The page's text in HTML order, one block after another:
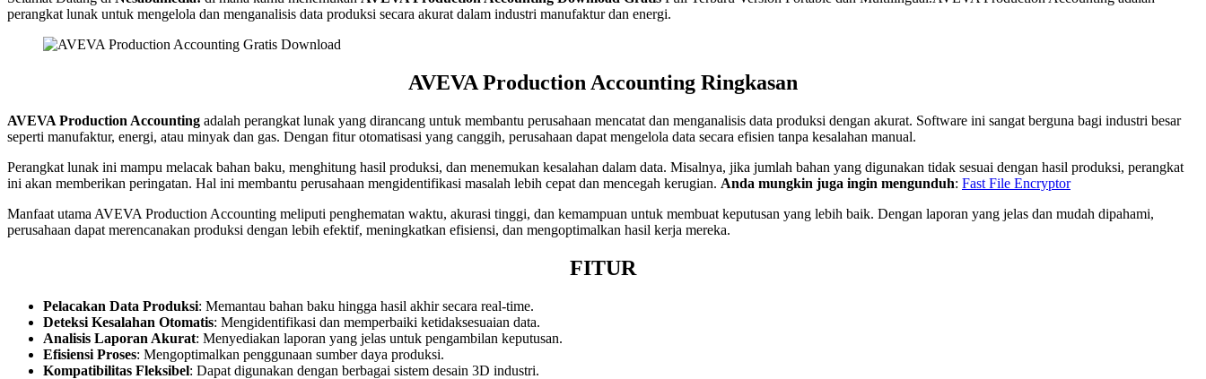
perangkat lunak untuk mengelola dan menganalisis data produksi secara akurat dalam industri manufaktur dan energi.
AVEVA Production Accounting Ringkasan
AVEVA Production Accounting adalah perangkat lunak yang dirancang untuk membantu perusahaan mencatat dan menganalisis data produksi dengan akurat. Software ini sangat berguna bagi industri besar
seperti manufaktur, energi, atau minyak dan gas. Dengan fitur otomatisasi yang canggih, perusahaan dapat mengelola data secara efisien tanpa kesalahan manual.
Perangkat lunak ini mampu melacak bahan baku, menghitung hasil produksi, dan menemukan kesalahan dalam data. Misalnya, jika jumlah bahan yang digunakan tidak sesuai dengan hasil produksi, perangkat
ini akan memberikan peringatan. Hal ini membantu perusahaan mengidentifikasi masalah lebih cepat dan mencegah kerugian. Anda mungkin juga ingin mengunduh: Fast File Encryptor
Manfaat utama AVEVA Production Accounting meliputi penghematan waktu, akurasi tinggi, dan kemampuan untuk membuat keputusan yang lebih baik. Dengan laporan yang jelas dan mudah dipahami,
perusahaan dapat merencanakan produksi dengan lebih efektif, meningkatkan efisiensi, dan mengoptimalkan hasil kerja mereka.
FITUR
Pelacakan Data Produksi: Memantau bahan baku hingga hasil akhir secara real-time.
Deteksi Kesalahan Otomatis: Mengidentifikasi dan memperbaiki ketidaksesuaian data.
Analisis Laporan Akurat: Menyediakan laporan yang jelas untuk pengambilan keputusan.
Efisiensi Proses: Mengoptimalkan penggunaan sumber daya produksi.
Kompatibilitas Fleksibel: Dapat digunakan dengan berbagai sistem desain 3D industri.